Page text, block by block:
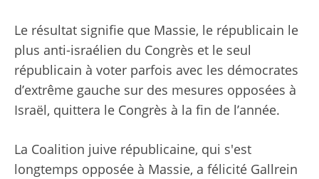
Le résultat signifie que Massie, le républicain le
plus anti-israélien du Congrès et le seul
républicain à voter parfois avec les démocrates
d’extrême gauche sur des mesures opposées à
Israël, quittera le Congrès à la fin de l’année.
La Coalition juive républicaine, qui s'est
longtemps opposée à Massie, a félicité Gallrein